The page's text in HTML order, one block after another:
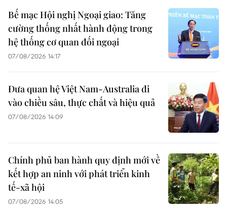
Bế mạc Hội nghị Ngoại giao: Tăng
cường thống nhất hành động trong
hệ thống cơ quan đối ngoại
07/08/2026 14:17
Đưa quan hệ Việt Nam-Australia đi
vào chiều sâu, thực chất và hiệu quả
07/08/2026 14:09
Chính phủ ban hành quy định mới về
kết hợp an ninh với phát triển kinh
tế-xã hội
07/08/2026 14:05